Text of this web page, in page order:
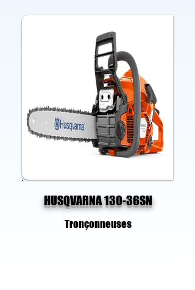
HUSQVARNA 130-36SN
Tronçonneuses